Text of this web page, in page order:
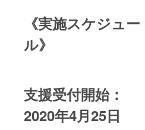
《実施スケジュー
ル》
支援受付開始：
2020年4月25日